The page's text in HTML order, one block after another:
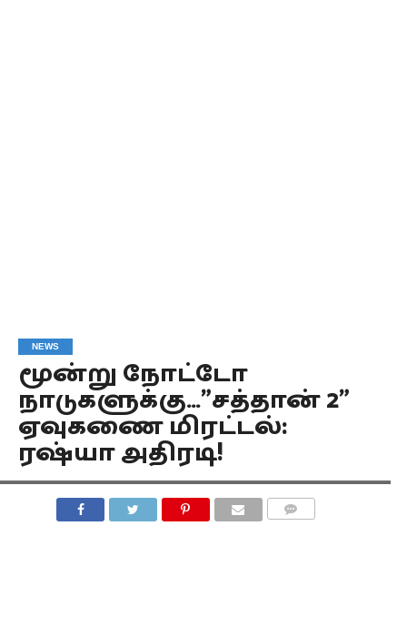
NEWS
மூன்று நோட்டோ
நாடுகளுக்கு…”சத்தான் 2”
ஏவுகணை மிரட்டல்:
ரஷ்யா அதிரடி!